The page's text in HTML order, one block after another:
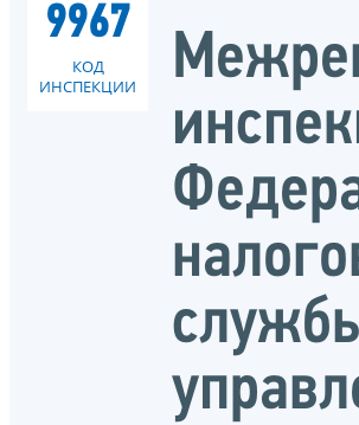
9967
КОД
ИНСПЕКЦИИ